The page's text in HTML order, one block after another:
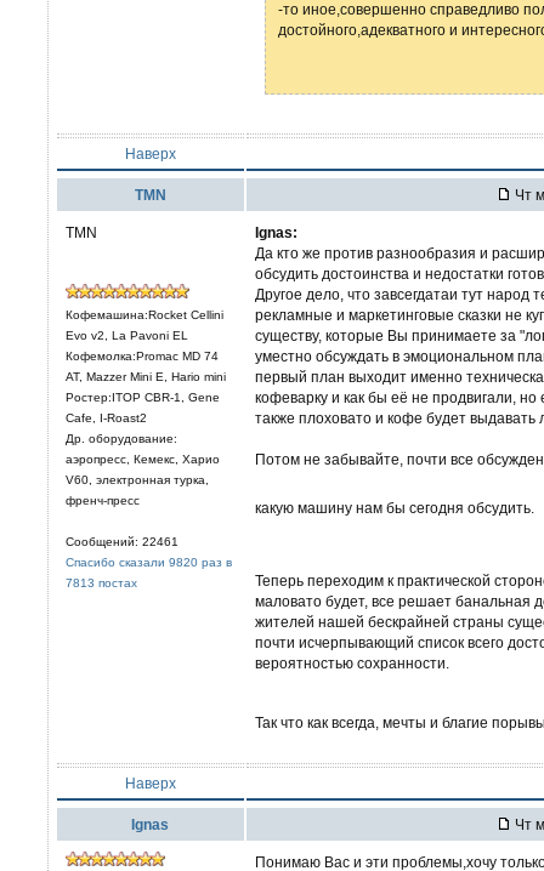
-то иное,совершенно справедливо
достойного,адекватного и
Наверх
TMN Чт
TMN
Кофемашина:Rocket Cellini
Evo v2, La Pavoni EL
Кофемолка:Promac MD 74
AT, Mazzer Mini E, Hario mini
Ростер:ITOP CBR-1, Gene
Cafe, I-Roast2
Др. оборудование:
аэропресс, Кемекс, Харио
V60, электронная турка,
френч-пресс
Сообщений: 22461
Спасибо сказали 9820 раз в
7813 постах
Ignas:
Да кто же против разнообразия и
обсудить достоинства и недостатки
Другое дело, что завсегдатаи тут народ
рекламные и маркетинговые сказки не
существу, которые Вы принимаете за
уместно обсуждать в эмоциональном
первый план выходит именно
кофеварку и как бы её не продвигали,
также плоховато и кофе будет
Потом не забывайте, почти все
какую машину нам бы сегодня обсудить.
Теперь переходим к практической
маловато будет, все решает банальная
жителей нашей бескрайней страны
почти исчерпывающий список всего
вероятностью сохранности.
Так что как всегда, мечты и благие
Наверх
Ignas Чт
Понимаю Вас и эти проблемы,хочу